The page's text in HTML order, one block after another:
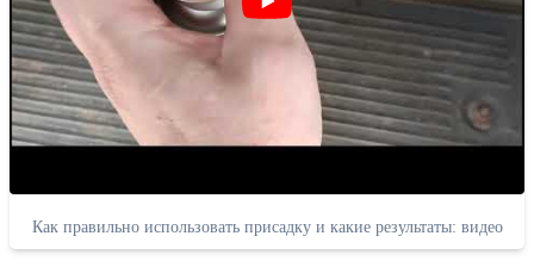
Как правильно использовать присадку и какие результаты: видео